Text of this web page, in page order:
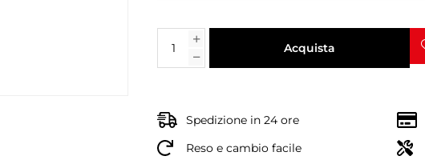
Acquista
Spedizione in 24 ore
Reso e cambio facile